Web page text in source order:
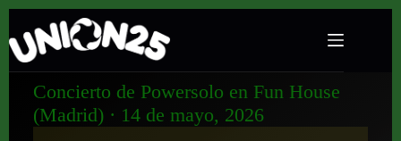
Concierto de Powersolo en Fun House
(Madrid) · 14 de mayo, 2026